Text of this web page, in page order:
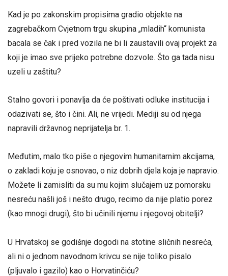
Kad je po zakonskim propisima gradio objekte na
zagrebačkom Cvjetnom trgu skupina „mladih“ komunista
bacala se čak i pred vozila ne bi li zaustavili ovaj projekt za
koji je imao sve prijeko potrebne dozvole. Što ga tada nisu
uzeli u zaštitu?
Stalno govori i ponavlja da će poštivati odluke institucija i
odazivati se, što i čini. Ali, ne vrijedi. Mediji su od njega
napravili državnog neprijatelja br. 1.
Međutim, malo tko piše o njegovim humanitarnim akcijama,
o zakladi koju je osnovao, o niz dobrih djela koja je napravio.
Možete li zamisliti da su mu kojim slučajem uz pomorsku
nesreću našli još i nešto drugo, recimo da nije platio porez
(kao mnogi drugi), što bi učinili njemu i njegovoj obitelji?
U Hrvatskoj se godišnje dogodi na stotine sličnih nesreća,
ali ni o jednom navodnom krivcu se nije toliko pisalo
(pljuvalo i gazilo) kao o Horvatinčiću?